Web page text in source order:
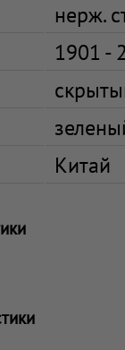
нерж.
1901 -
Китай